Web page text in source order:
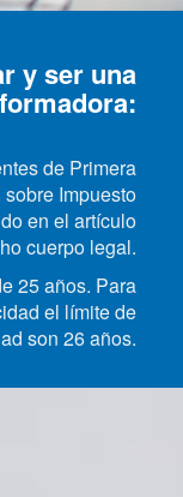
y ser una
de Primera
Impuesto
en el artículo
cuerpo legal.
25 años. Para
el límite de
son 26 años.